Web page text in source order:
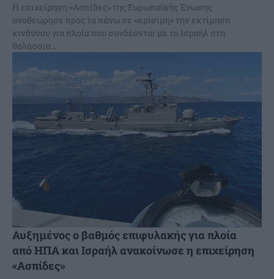
Η επιχείρηση «Ασπίδες» της Ευρωπαϊκής Ένωσης
αναθεώρησε προς τα πάνω σε «κρίσιμη» την εκτίμηση
κινδύνου για πλοία που συνδέονται με το Ισραήλ στη
θαλάσσια...
Αυξημένος ο βαθμός επιφυλακής για πλοία
από ΗΠΑ και Ισραήλ ανακοίνωσε η επιχείρηση
«Ασπίδες»